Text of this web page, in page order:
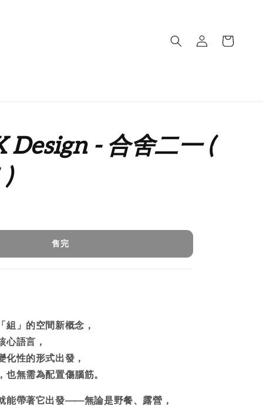
Design - 合舍二一 (
售完
組」的空間新概念，
心語言，
化性的形式出發，
也無需為配置傷腦筋。
能帶著它出發——無論是野餐、露營，